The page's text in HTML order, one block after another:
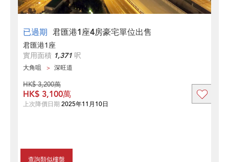
已過期 君匯港1座4房豪宅單位出售
君匯港1座
實用面積 1,371 呎
大角咀 深旺道
查詢類似樓盤
HK$ 3,200萬
HK$ 3,100萬
上次降價日期 2025年11月10日